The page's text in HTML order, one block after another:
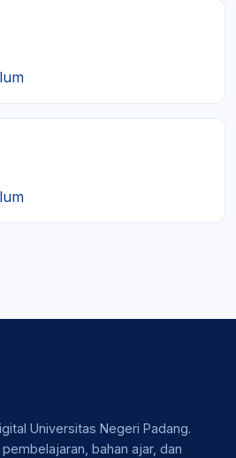
Universitas Negeri Padang.
bahan ajar, dan